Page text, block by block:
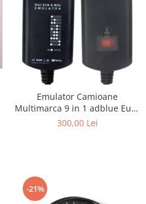
Emulator Camioane
Multimarca 9 in 1 adblue Euro
4 si Euro 5
300,00 Lei
-21%